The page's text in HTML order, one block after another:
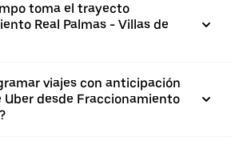
toma el trayecto
Real Palmas - Villas de
viajes con anticipación
Uber desde Fraccionamiento